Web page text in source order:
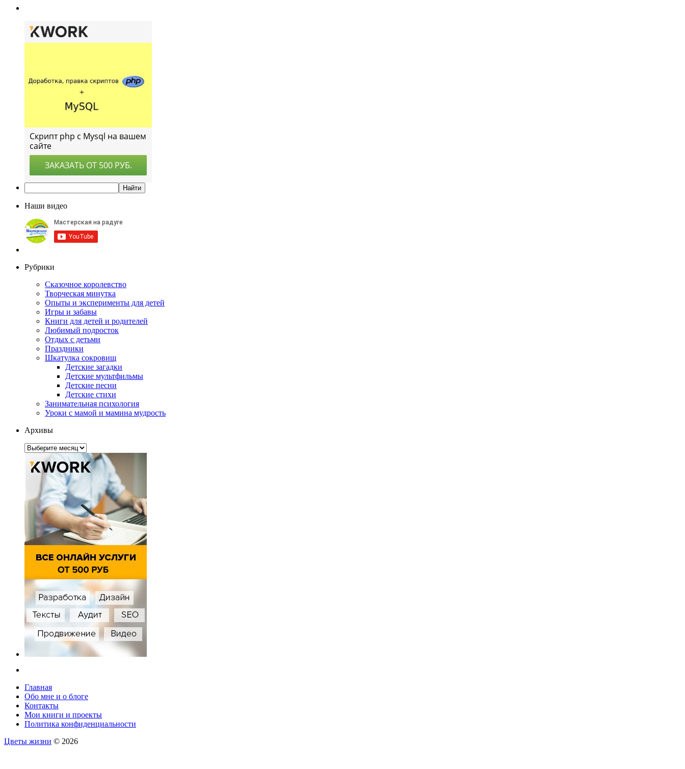
Наши видео
Рубрики
Сказочное королевство
Творческая минутка
Опыты и эксперименты для детей
Игры и забавы
Книги для детей и родителей
Любимый подросток
Отдых с детьми
Праздники
Шкатулка сокровищ
Детские загадки
Детские мультфильмы
Детские песни
Детские стихи
Занимательная психология
Уроки с мамой и мамина мудрость
Архивы
Архивы
Главная
Обо мне и о блоге
Контакты
Мои книги и проекты
Политика конфиденциальности
Цветы жизни © 2026